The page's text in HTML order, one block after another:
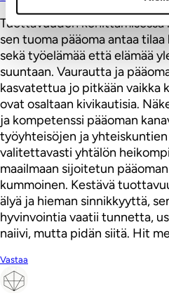
Tuottavuuden
sen tuoma pääoma antaa
sekä työelämää että elämää
suuntaan. Vaurautta ja
kasvatettua jo pitkään vaikka
ovat osaltaan kivikautisia.
ja kompetenssi pääoman
työyhteisöjen ja
valitettavasti yhtälön
maailmaan sijoitetun
kummoinen. Kestävä
älyä ja hieman sinnikkyyttä,
hyvinvointia vaatii tunnetta,
naiivi, mutta pidän siitä. Hit
Vastaa